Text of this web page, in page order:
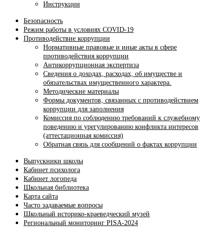
Инструкции
Безопасность
Режим работы в условиях COVID-19
Противодействие коррупции
Нормативные правовые и иные акты в сфере
противодействия коррупции
Антикоррупционная экспертиза
Сведения о доходах, расходах, об имуществе и
обязательствах имущественного характера.
Методические материалы
Формы документов, связанных с противодействием
коррупции для заполнения
Комиссия по соблюдению требований к служебному
поведению и урегулированию конфликта интересов
(аттестационная комиссия)
Обратная связь для сообщений о фактах коррупции
Выпускники школы
Кабинет психолога
Кабинет логопеда
Школьная библиотека
Карта сайта
Часто задаваемые вопросы
Школьный историко-краеведческий музей
Региональный мониторинг PISA-2024